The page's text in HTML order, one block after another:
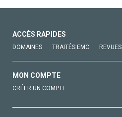
ACCÈS RAPIDES
DOMAINES TRAITÉS EMC REVUES
MON COMPTE
CRÉER UN COMPTE